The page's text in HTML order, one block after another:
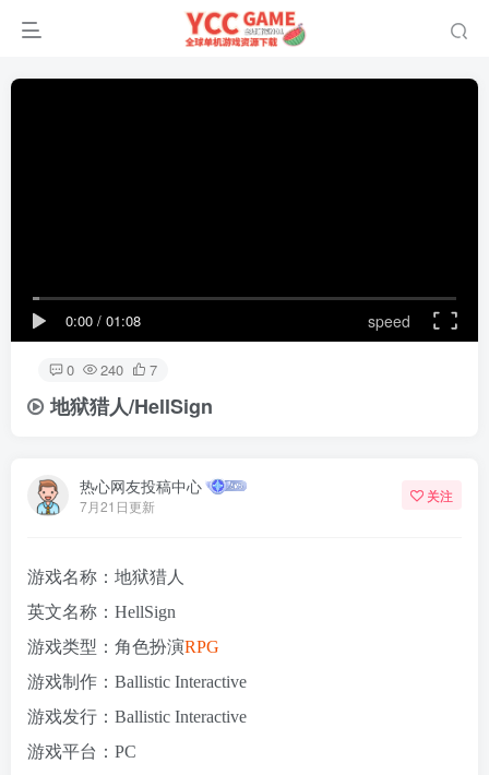
0:00 / 01:08 speed
0 240 7
地狱猎人/HellSign
热心网友投稿中心
7月21日更新
关注
游戏名称：地狱猎人
英文名称：HellSign
游戏类型：角色扮演RPG
游戏制作：Ballistic Interactive
游戏发行：Ballistic Interactive
游戏平台：PC